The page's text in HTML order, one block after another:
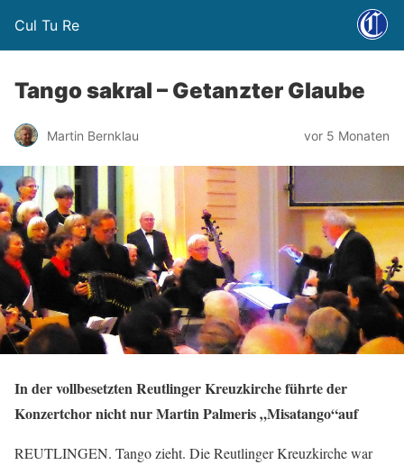
Cul Tu Re
Tango sakral – Getanzter Glaube
Martin Bernklau vor 5 Monaten
In der vollbesetzten Reutlinger Kreuzkirche führte der
Konzertchor nicht nur Martin Palmeris „Misatango“auf
REUTLINGEN. Tango zieht. Die Reutlinger Kreuzkirche war